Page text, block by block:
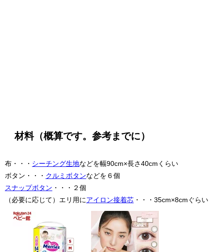
材料（概算です。参考までに）
布・・・ シーチング生地などを幅90cm×長さ40cmくらい
ボタン・・・ クルミボタンなどを６個
スナップボタン ・・・２個
（必要に応じて）エリ用に アイロン接着芯 ・・・35cm×8cmぐらい